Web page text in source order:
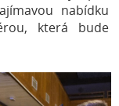
nabídku
která bude